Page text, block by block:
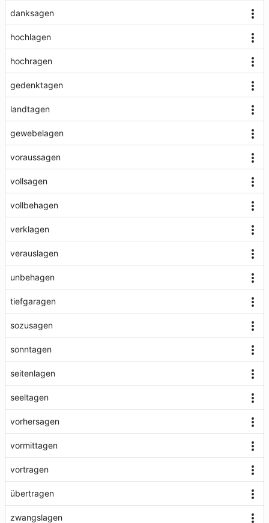
danksagen
hochlagen
hochragen
gedenktagen
landtagen
gewebelagen
voraussagen
vollsagen
vollbehagen
verklagen
verauslagen
unbehagen
tiefgaragen
sozusagen
sonntagen
seitenlagen
seeltagen
vorhersagen
vormittagen
vortragen
übertragen
zwangslagen